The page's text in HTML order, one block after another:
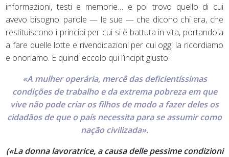
informazioni, testi e memorie… e poi trovo quello di cui
avevo bisogno: parole — le sue — che dicono chi era, che
restituiscono i principi per cui si è battuta in vita, portandola
a fare quelle lotte e rivendicazioni per cui oggi la ricordiamo
e onoriamo. E quindi eccolo qui l’incipit giusto:
«A mulher operária, mercê das deficientíssimas
condições de trabalho e da extrema pobreza em que
vive não pode criar os filhos de modo a fazer deles os
cidadãos de que o país necessita para se assumir como
nação civilizada».
(«La donna lavoratrice, a causa delle pessime condizioni